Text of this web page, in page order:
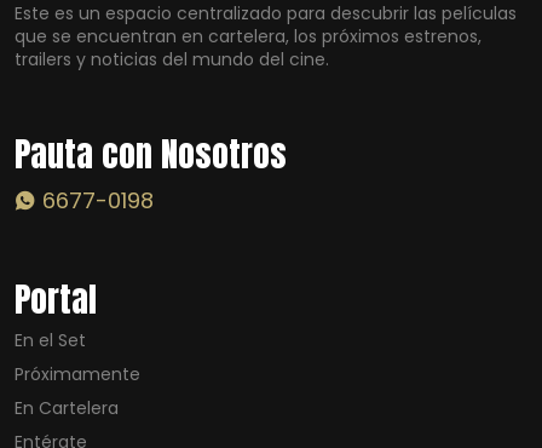
Este es un espacio centralizado para descubrir las películas
que se encuentran en cartelera, los próximos estrenos,
trailers y noticias del mundo del cine.
Pauta con Nosotros
6677-0198
Portal
En el Set
Próximamente
En Cartelera
Entérate